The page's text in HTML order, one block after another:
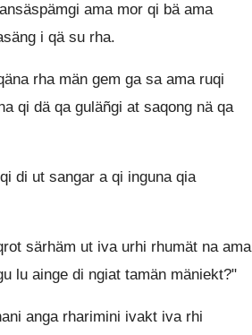
ama mor qi bä ama
i qä su rha.
rha män gem ga sa ama ruqi
qi dä qa guläñgi at saqong nä qa
di ut sangar a qi inguna qia
särhäm ut iva urhi rhumät na ama
lu ainge di ngiat tamän mäniekt?"
anga rharimini ivakt iva rhi